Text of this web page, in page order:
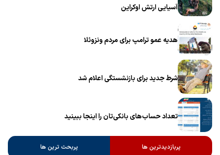
آسیایی ارتش اوکراین
هدیه عمو ترامپ برای مردم ونزوئلا
شرط جدید برای بازنشستگی اعلام شد
تعداد حساب‌های بانکی‌تان را اینجا ببینید
پربازدیدترین ها پربحث ترین ها